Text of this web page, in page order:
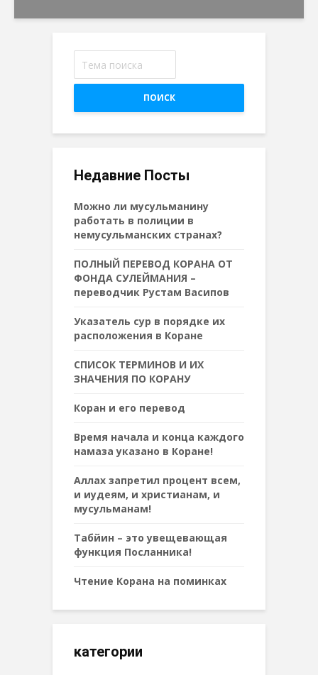
ПОИСК
Недавние Посты
Можно ли мусульманину
работать в полиции в
немусульманских странах?
ПОЛНЫЙ ПЕРЕВОД КОРАНА ОТ
ФОНДА СУЛЕЙМАНИЯ –
переводчик Рустам Васипов
Указатель сур в порядке их
расположения в Коране
СПИСОК ТЕРМИНОВ И ИХ
ЗНАЧЕНИЯ ПО КОРАНУ
Коран и его перевод
Время начала и конца каждого
намаза указано в Коране!
Аллах запретил процент всем,
и иудеям, и христианам, и
мусульманам!
Табйин – это увещевающая
функция Посланника!
Чтение Корана на поминках
категории